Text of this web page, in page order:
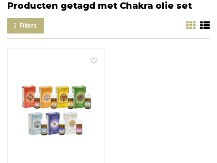
Producten getagd met Chakra olie set
Filters